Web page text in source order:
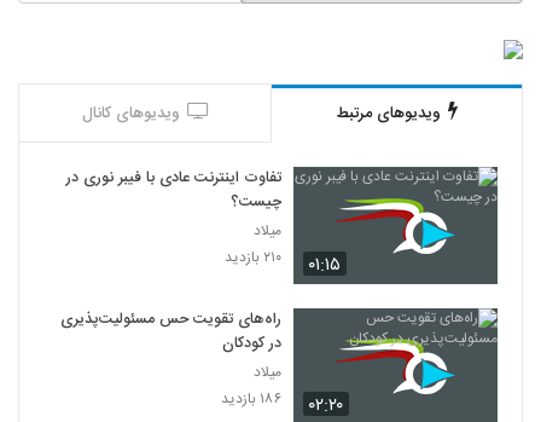
ویدیوهای مرتبط ویدیوهای کانال
۰۱:۱۵
تفاوت اینترنت عادی با فیبر نوری در
چیست؟
میلاد
۲۱۰ بازدید
۰۲:۲۰
راه‌های تقویت حس مسئولیت‌پذیری
در کودکان
میلاد
۱۸۶ بازدید